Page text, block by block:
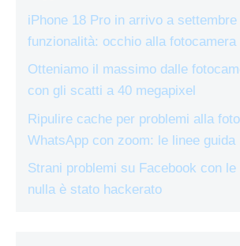
iPhone 18 Pro in arrivo a
funzionalità: occhio alla fotocamera
Otteniamo il massimo dalle
con gli scatti a 40 megapixel
Ripulire cache per problemi alla
WhatsApp con zoom: le linee guida
Strani problemi su Facebook con le
nulla è stato hackerato